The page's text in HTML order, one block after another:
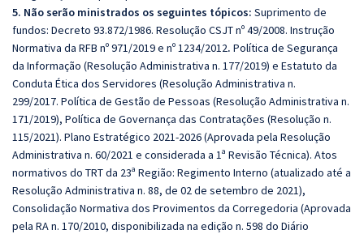
5. Não serão ministrados os seguintes tópicos: Suprimento de
fundos: Decreto 93.872/1986. Resolução CSJT nº 49/2008. Instrução
Normativa da RFB nº 971/2019 e nº 1234/2012. Política de Segurança
da Informação (Resolução Administrativa n. 177/2019) e Estatuto da
Conduta Ética dos Servidores (Resolução Administrativa n.
299/2017. Política de Gestão de Pessoas (Resolução Administrativa n.
171/2019), Política de Governança das Contratações (Resolução n.
115/2021). Plano Estratégico 2021-2026 (Aprovada pela Resolução
Administrativa n. 60/2021 e considerada a 1ª Revisão Técnica). Atos
normativos do TRT da 23ª Região: Regimento Interno (atualizado até a
Resolução Administrativa n. 88, de 02 de setembro de 2021),
Consolidação Normativa dos Provimentos da Corregedoria (Aprovada
pela RA n. 170/2010, disponibilizada na edição n. 598 do Diário